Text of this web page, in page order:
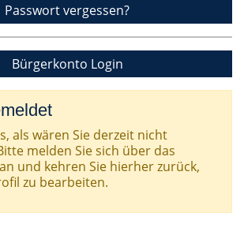
Passwort vergessen?
Bürgerkonto Login
als wären Sie derzeit nicht
melden Sie sich über das
und kehren Sie hierher zurück,
zu bearbeiten.